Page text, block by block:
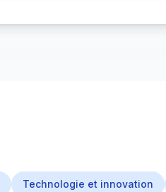
Technologie et innovation